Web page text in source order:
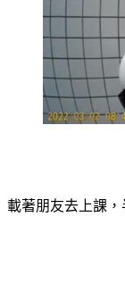
載著朋友去上課，